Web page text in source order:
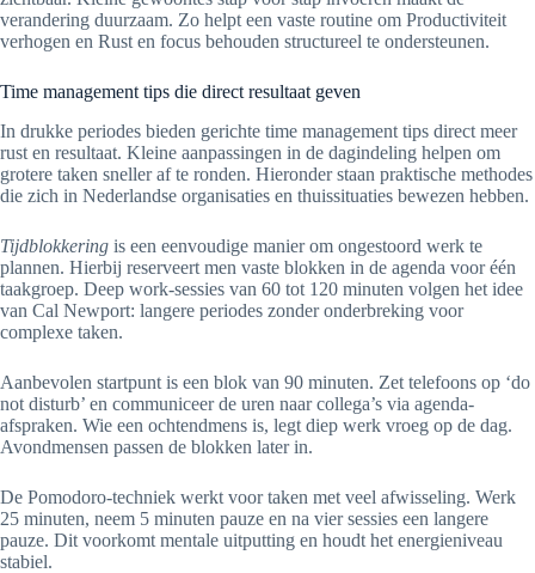
verandering duurzaam. Zo helpt een vaste routine om Productiviteit
verhogen en Rust en focus behouden structureel te ondersteunen.
Time management tips die direct resultaat geven
In drukke periodes bieden gerichte time management tips direct meer
rust en resultaat. Kleine aanpassingen in de dagindeling helpen om
grotere taken sneller af te ronden. Hieronder staan praktische methodes
die zich in Nederlandse organisaties en thuissituaties bewezen hebben.
Tijdblokkering is een eenvoudige manier om ongestoord werk te
plannen. Hierbij reserveert men vaste blokken in de agenda voor één
taakgroep. Deep work-sessies van 60 tot 120 minuten volgen het idee
van Cal Newport: langere periodes zonder onderbreking voor
complexe taken.
Aanbevolen startpunt is een blok van 90 minuten. Zet telefoons op ‘do
not disturb’ en communiceer de uren naar collega’s via agenda-
afspraken. Wie een ochtendmens is, legt diep werk vroeg op de dag.
Avondmensen passen de blokken later in.
De Pomodoro-techniek werkt voor taken met veel afwisseling. Werk
25 minuten, neem 5 minuten pauze en na vier sessies een langere
pauze. Dit voorkomt mentale uitputting en houdt het energieniveau
stabiel.